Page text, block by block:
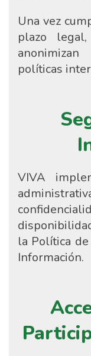
Una vez
plazo
políticas
VIVA
la Política
Información.